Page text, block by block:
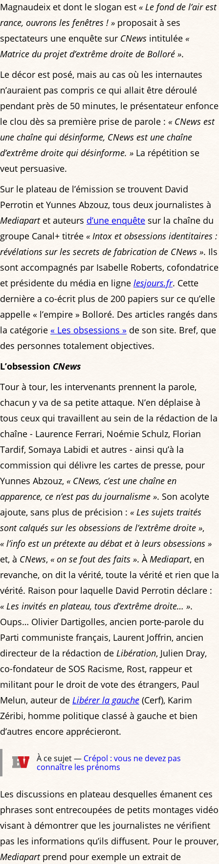
Magnaudeix et dont le slogan est « Le fond de l’air est
rance, ouvrons les fenêtres ! » proposait à ses
spectateurs une enquête sur CNews intitulée «
Matrice du projet d’extrême droite de Bolloré ».
Le décor est posé, mais au cas où les internautes
n’auraient pas compris ce qui allait être déroulé
pendant près de 50 minutes, le présentateur enfonce
le clou dès sa première prise de parole : « CNews est
une chaîne qui désinforme, CNews est une chaîne
d’extrême droite qui désinforme. » La répétition se
veut persuasive.
Sur le plateau de l’émission se trouvent David
Perrotin et Yunnes Abzouz, tous deux journalistes à
Mediapartet auteurs d’une enquête sur la chaîne du
groupe Canal+ titrée « Intox et obsessions identitaires :
révélations sur les secrets de fabrication de CNews ». Ils
sont accompagnés par Isabelle Roberts, cofondatrice
et présidente du média en ligne lesjours.fr. Cette
dernière a co-écrit plus de 200 papiers sur ce qu’elle
appelle « l’empire » Bolloré. Des articles rangés dans
la catégorie « Les obsessions » de son site. Bref, que
des personnes totalement objectives.
L’obsession CNews
Tour à tour, les intervenants prennent la parole,
chacun y va de sa petite attaque. N’en déplaise à
tous ceux qui travaillent au sein de la rédaction de la
chaîne - Laurence Ferrari, Noémie Schulz, Florian
Tardif, Somaya Labidi et autres - ainsi qu’à la
commission qui délivre les cartes de presse, pour
Yunnes Abzouz, « CNews, c’est une chaîne en
apparence, ce n’est pas du journalisme ». Son acolyte
ajoute, sans plus de précision : « Les sujets traités
sont calqués sur les obsessions de l’extrême droite »,
« l’info est un prétexte au débat et à leurs obsessions »
et, à CNews, « on se fout des faits ». À Mediapart, en
revanche, on dit la vérité, toute la vérité et rien que la
vérité. Raison pour laquelle David Perrotin déclare :
« Les invités en plateau, tous d’extrême droite… ».
Oups… Olivier Dartigolles, ancien porte-parole du
Parti communiste français, Laurent Joffrin, ancien
directeur de la rédaction de Libération, Julien Dray,
co-fondateur de SOS Racisme, Rost, rappeur et
militant pour le droit de vote des étrangers, Paul
Melun, auteur de Libérer la gauche (Cerf), Karim
Zéribi, homme politique classé à gauche et bien
d’autres encore apprécieront.
À ce sujet — Crépol : vous ne devez pas
connaître les prénoms
Les discussions en plateau desquelles émanent ces
phrases sont entrecoupées de petits montages vidéo
visant à démontrer que les journalistes ne vérifient
pas les informations qu’ils diffusent. Pour le prouver,
Mediapartprend pour exemple un extrait de